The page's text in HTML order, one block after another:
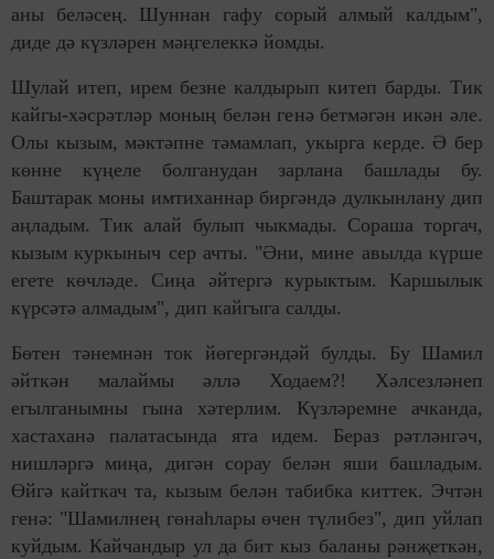
аны беләсең. Шуннан гафу сорый алмый калдым",
диде дә күзләрен мәңгелеккә йомды.
Шулай итеп, ирем безне калдырып китеп барды. Тик
кайгы-хәсрәтләр моның белән генә бетмәгән икән әле.
Олы кызым, мәктәпне тәмамлап, укырга керде. Ә бер
көнне күңеле болганудан зарлана башлады бу.
Баштарак моны имтиханнар биргәндә дулкынлану дип
аңладым. Тик алай булып чыкмады. Сораша торгач,
кызым куркыныч сер ачты. "Әни, мине авылда күрше
егете көчләде. Сиңа әйтергә курыктым. Каршылык
күрсәтә алмадым", дип кайгыга салды.
Бөтен тәнемнән ток йөгер­гәндәй булды. Бу Шамил
әйткән малаймы әллә Ходаем?! Хәл­сез­ләнеп
егылганымны гына хә­тер­лим. Күзләремне ачканда,
хас­таханә палатасында ята идем. Бераз рәт­ләнгәч,
нишләргә миңа, дигән сорау белән яши башладым.
Өйгә кайткач та, кызым белән табибка киттек. Эчтән
генә: "Ша­милнең гөнаһлары өчен түлибез", дип уйлап
куйдым. Кайчандыр ул да бит кыз баланы рәнҗеткән,